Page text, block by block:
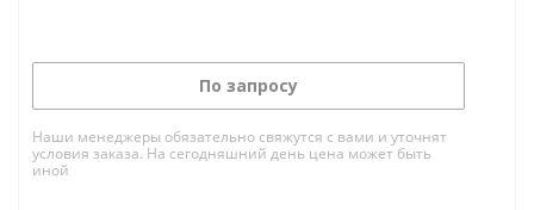
По запросу
Наши менеджеры обязательно свяжутся с вами и уточнят
условия заказа. На сегодняшний день цена может быть
иной